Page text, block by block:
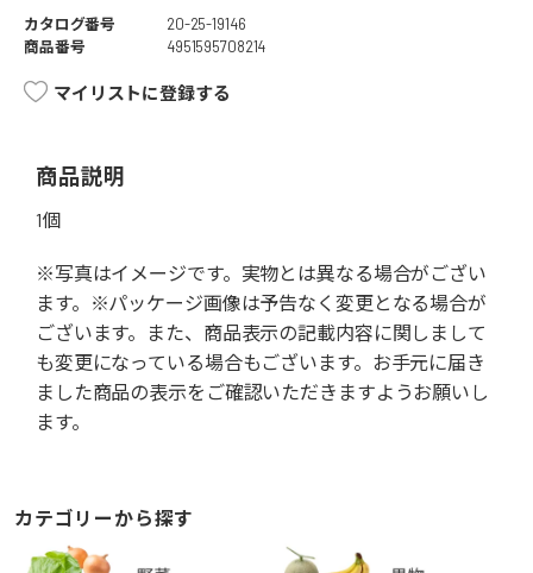
カタログ番号
20-25-19146
商品番号
4951595708214
マイリストに登録する
商品説明
1個
※写真はイメージです。実物とは異なる場合がござい
ます。※パッケージ画像は予告なく変更となる場合が
ございます。また、商品表示の記載内容に関しまして
も変更になっている場合もございます。お手元に届き
ました商品の表示をご確認いただきますようお願いし
ます。
カテゴリーから探す